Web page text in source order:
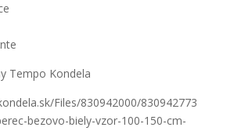
Tempo Kondela
Files/830942000/830942773
bezovo-biely-vzor-100-150-cm-